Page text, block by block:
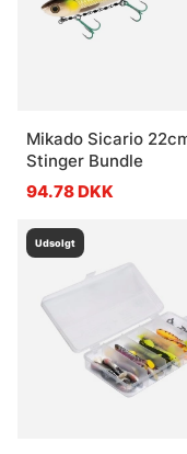
Mikado Sicario
Stinger Bundle
94.78 DKK
Udsolgt